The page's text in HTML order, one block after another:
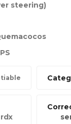
steering)